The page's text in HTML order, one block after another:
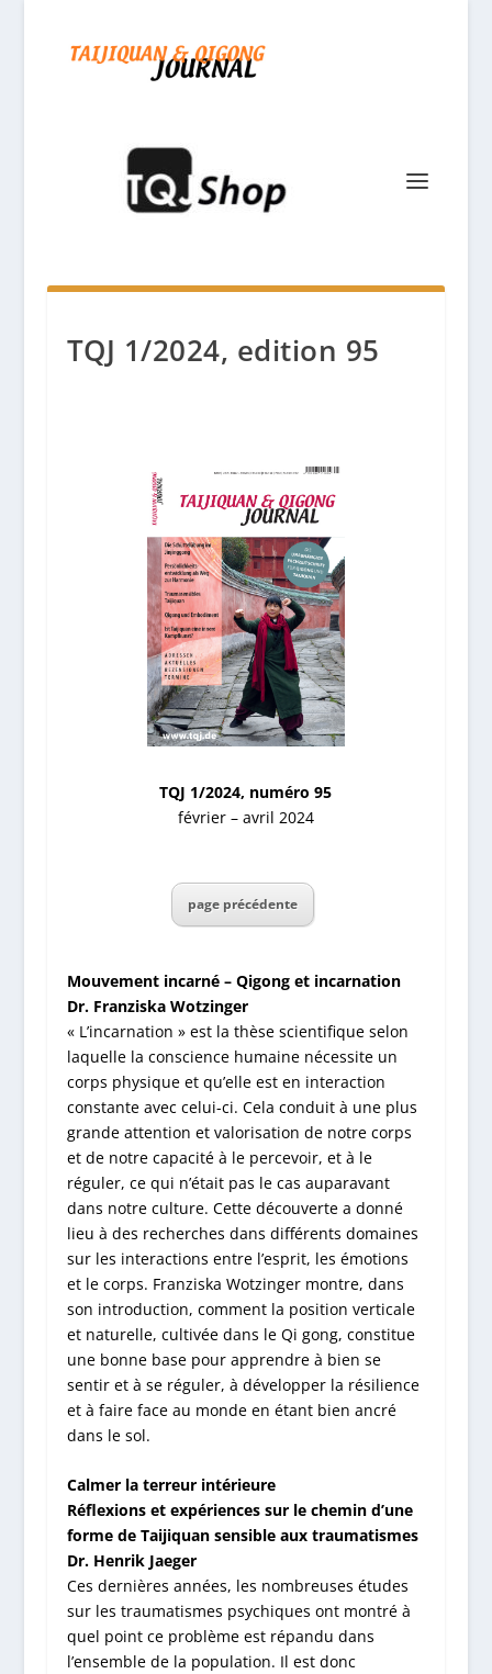
TQJ 1/2024, edition 95
TQJ 1/2024, numéro 95
février – avril 2024
page précédente
Mouvement incarné – Qigong et incarnation
Dr. Franziska Wotzinger
« L’incarnation » est la thèse scientifique selon
laquelle la conscience humaine nécessite un
corps physique et qu’elle est en interaction
constante avec celui-ci. Cela conduit à une plus
grande attention et valorisation de notre corps
et de notre capacité à le percevoir, et à le
réguler, ce qui n’était pas le cas auparavant
dans notre culture. Cette découverte a donné
lieu à des recherches dans différents domaines
sur les interactions entre l’esprit, les émotions
et le corps. Franziska Wotzinger montre, dans
son introduction, comment la position verticale
et naturelle, cultivée dans le Qi gong, constitue
une bonne base pour apprendre à bien se
sentir et à se réguler, à développer la résilience
et à faire face au monde en étant bien ancré
dans le sol.
Calmer la terreur intérieure
Réflexions et expériences sur le chemin d’une
forme de Taijiquan sensible aux traumatismes
Dr. Henrik Jaeger
Ces dernières années, les nombreuses études
sur les traumatismes psychiques ont montré à
quel point ce problème est répandu dans
l’ensemble de la population. Il est donc